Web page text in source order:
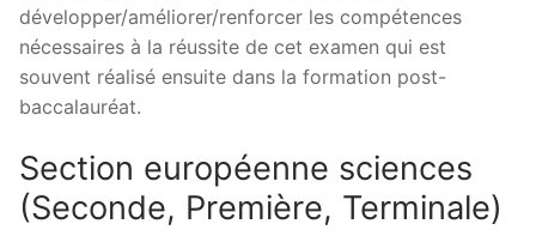
développer/améliorer/renforcer les compétences
nécessaires à la réussite de cet examen qui est
souvent réalisé ensuite dans la formation post-
baccalauréat.
Section européenne sciences
(Seconde, Première, Terminale)